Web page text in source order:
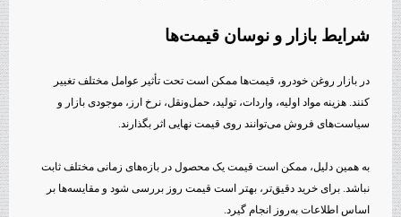
شرایط بازار و نوسان قیمت‌ها
در بازار روغن خودرو، قیمت‌ها ممکن است تحت تأثیر عوامل مختلف تغییر
کنند. هزینه مواد اولیه، واردات، تولید، حمل‌ونقل، نرخ ارز، موجودی بازار و
سیاست‌های فروش می‌توانند روی قیمت نهایی اثر بگذارند.
به همین دلیل، ممکن است قیمت یک محصول در بازه‌های زمانی مختلف ثابت
نباشد. برای خرید دقیق‌تر، بهتر است قیمت روز بررسی شود و مقایسه‌ها بر
اساس اطلاعات به‌روز انجام گیرد.